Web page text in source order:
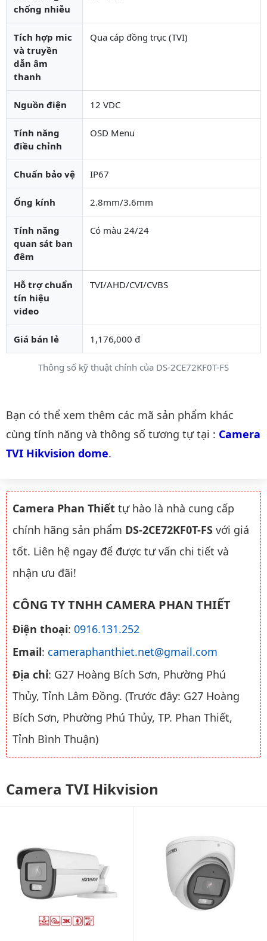
Thông số kỹ thuật chính của DS-2CE72KF0T-FS
chống nhiễu
Tích hợp mic
và truyền
dẫn âm
thanh
Qua cáp đồng trục (TVI)
Nguồn điện 12 VDC
Tính năng
điều chỉnh
OSD Menu
Chuẩn bảo vệ IP67
Ống kính 2.8mm/3.6mm
Tính năng
quan sát ban
đêm
Có màu 24/24
Hỗ trợ chuẩn
tín hiệu
video
TVI/AHD/CVI/CVBS
Giá bán lẻ 1,176,000 đ
Danh mục liên quan
Bạn có thể xem thêm các mã sản phẩm khác
cùng tính năng và thông số tương tự tại : Camera
TVI Hikvision dome.
Camera Phan Thiết tự hào là nhà cung cấp
chính hãng sản phẩm DS-2CE72KF0T-FS với giá
tốt. Liên hệ ngay để được tư vấn chi tiết và
nhận ưu đãi!
CÔNG TY TNHH CAMERA PHAN THIẾT
Điện thoại: 0916.131.252
Email: cameraphanthiet.net@gmail.com
Địa chỉ: G27 Hoàng Bích Sơn, Phường Phú
Thủy, Tỉnh Lâm Đồng. (Trước đây: G27 Hoàng
Bích Sơn, Phường Phú Thủy, TP. Phan Thiết,
Tỉnh Bình Thuận)
Camera TVI Hikvision